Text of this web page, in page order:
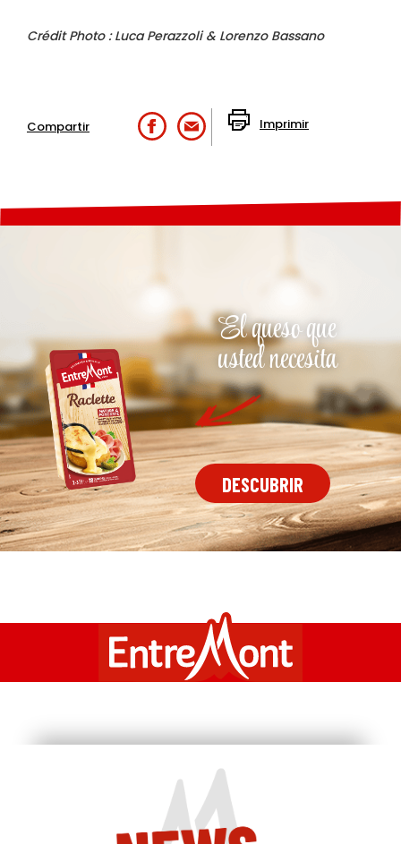
El queso que
usted necesita
DESCUBRIR
Crédit Photo : Luca Perazzoli & Lorenzo Bassano
Compartir Imprimir